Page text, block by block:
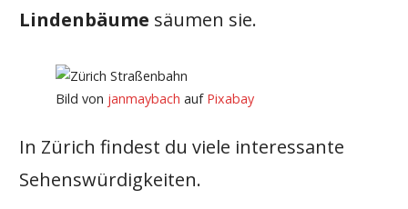
Lindenbäume säumen sie.
Bild von janmaybach auf Pixabay
In Zürich findest du viele interessante
Sehenswürdigkeiten.